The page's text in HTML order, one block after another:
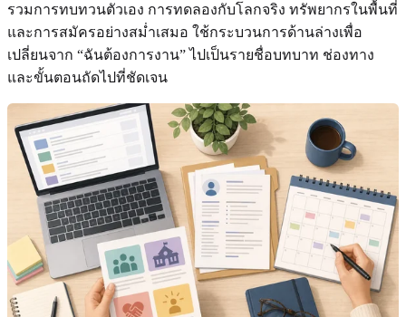
รวมการทบทวนตัวเอง การทดลองกับโลกจริง ทรัพยากรในพื้นที่
และการสมัครอย่างสม่ำเสมอ ใช้กระบวนการด้านล่างเพื่อ
เปลี่ยนจาก “ฉันต้องการงาน” ไปเป็นรายชื่อบทบาท ช่องทาง
และขั้นตอนถัดไปที่ชัดเจน